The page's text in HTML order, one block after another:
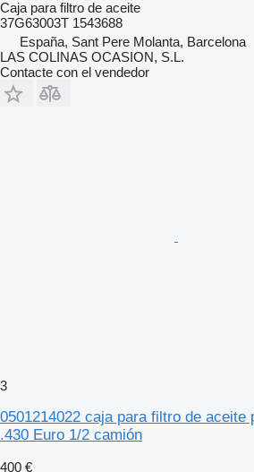
Caja para filtro de aceite
37G63003T 1543688
España, Sant Pere Molanta, Barcelona
LAS COLINAS OCASION, S.L.
Contacte con el vendedor
3
0501214022 caja para filtro de aceite
.430 Euro 1/2 camión
400 €